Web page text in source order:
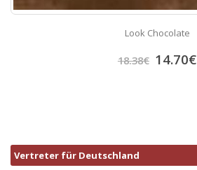
Look Chocolate
18.38€ 14.70€
Vertreter für Deutschland